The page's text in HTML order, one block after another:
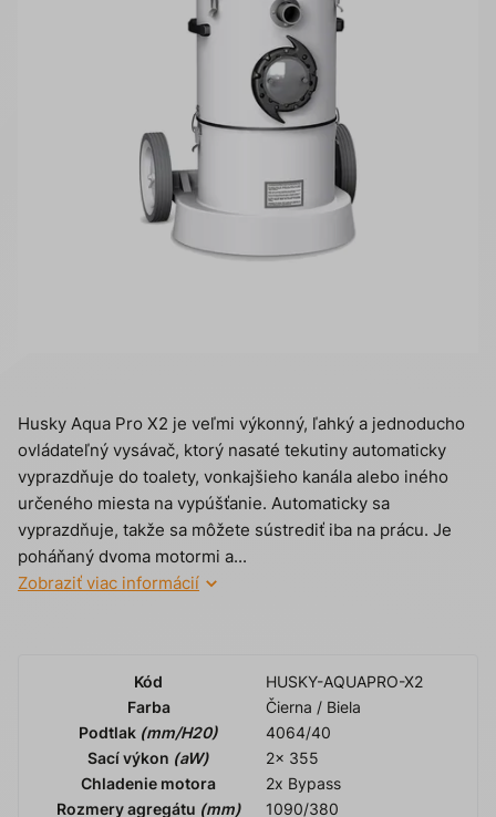
Husky Aqua Pro X2 je veľmi výkonný, ľahký a jednoducho
ovládateľný vysávač, ktorý nasaté tekutiny automaticky
vyprazdňuje do toalety, vonkajšieho kanála alebo iného
určeného miesta na vypúšťanie. Automaticky sa
vyprazdňuje, takže sa môžete sústrediť iba na prácu. Je
poháňaný dvoma motormi a...
Zobraziť viac informácií
Kód
HUSKY-AQUAPRO-X2
Farba
Čierna / Biela
Podtlak (mm/H20)
4064/40
Sací výkon (aW)
2x 355
Chladenie motora
2x Bypass
Rozmery agregátu (mm)
1090/380